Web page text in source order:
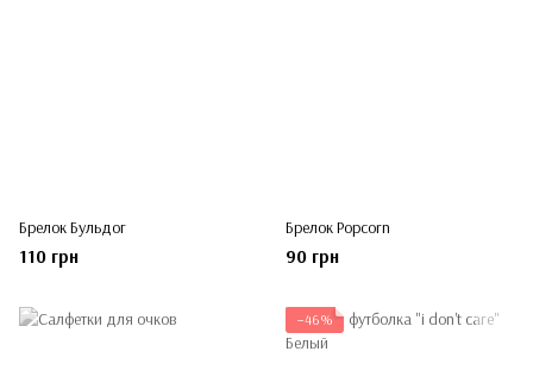
Брелок Бульдог
110 грн
Брелок Popcorn
90 грн
−46%